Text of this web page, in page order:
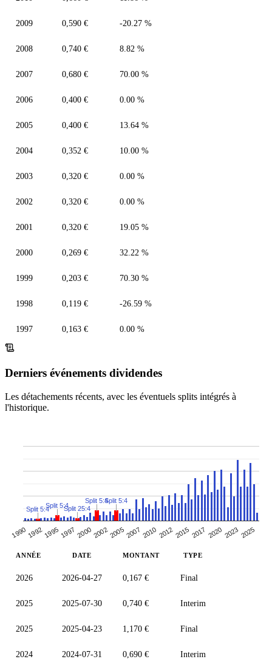
2009 0,590 € -20.27 %
2008 0,740 € 8.82 %
2007 0,680 € 70.00 %
2006 0,400 € 0.00 %
2005 0,400 € 13.64 %
2004 0,352 € 10.00 %
2003 0,320 € 0.00 %
2002 0,320 € 0.00 %
2001 0,320 € 19.05 %
2000 0,269 € 32.22 %
1999 0,203 € 70.30 %
1998 0,119 € -26.59 %
1997 0,163 € 0.00 %
Derniers événements dividendes
Les détachements récents, avec les éventuels splits intégrés à
l'historique.
1990 19921995 1997 2000200220052007 2010 20122015 2017 2020 20232025
Split 5:4Split 5:4Split 25:4
Split 5:4Split 5:4
ANNÉE DATE MONTANT TYPE
2026 2026-04-27 0,167 € Final
2025 2025-07-30 0,740 € Interim
2025 2025-04-23 1,170 € Final
2024 2024-07-31 0,690 € Interim